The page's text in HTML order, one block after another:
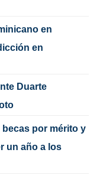
en
en
Duarte
por mérito y
un año a los